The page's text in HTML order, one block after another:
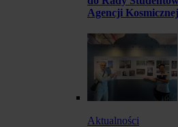
Agencji Kosmicznej
Aktualności